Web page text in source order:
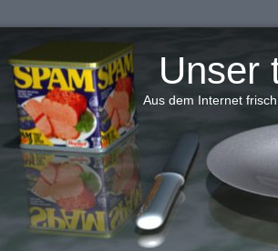
Unser
Aus dem Internet